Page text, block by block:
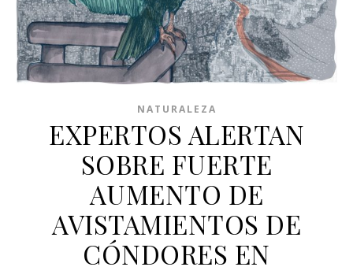
NATURALEZA
EXPERTOS ALERTAN
SOBRE FUERTE
AUMENTO DE
AVISTAMIENTOS DE
CÓNDORES EN